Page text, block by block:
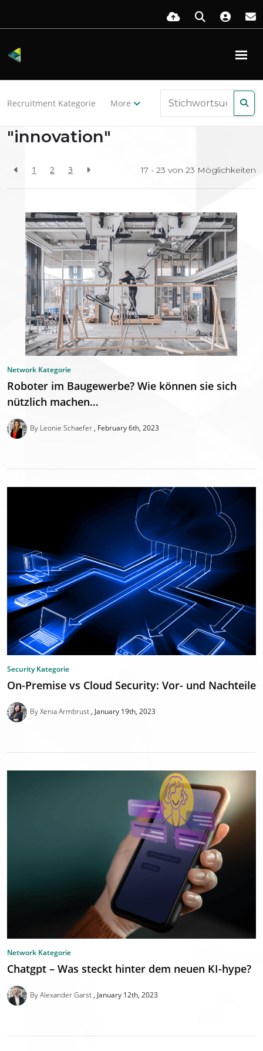
Recruitment Kategorie More
"innovation"
1 2 3 17 - 23 von 23 Möglichkeiten
Network Kategorie
Roboter im Baugewerbe? Wie können sie sich
nützlich machen…
By Leonie Schaefer February 6th, 2023
Security Kategorie
On-Premise vs Cloud Security: Vor- und Nachteile
By Xenia Armbrust January 19th, 2023
Network Kategorie
Chatgpt – Was steckt hinter dem neuen KI-hype?
By Alexander Garst January 12th, 2023